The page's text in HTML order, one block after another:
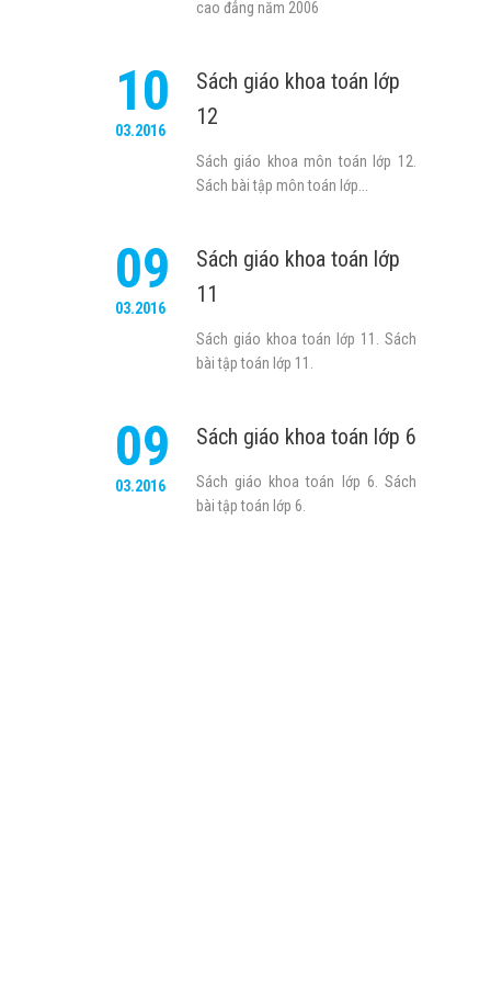
cao đẳng năm 2006
10
03.2016
Sách giáo khoa toán lớp
12
Sách giáo khoa môn toán lớp 12.
Sách bài tập môn toán lớp...
09
03.2016
Sách giáo khoa toán lớp
11
Sách giáo khoa toán lớp 11. Sách
bài tập toán lớp 11.
09
03.2016
Sách giáo khoa toán lớp 6
Sách giáo khoa toán lớp 6. Sách
bài tập toán lớp 6.